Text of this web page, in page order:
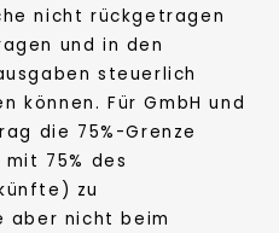
nicht rückgetragen
und in den
steuerlich
können. Für GmbH und
die 75%-Grenze
75% des
zu
aber nicht beim